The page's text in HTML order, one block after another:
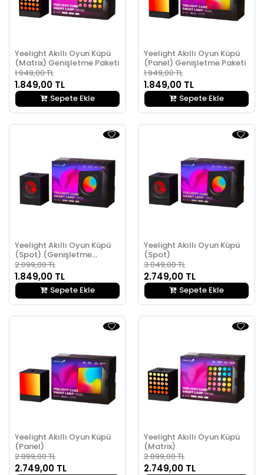
Yeelight Akıllı Oyun Küpü
(Matrix) Genişletme Paketi
1.949,00 TL
1.849,00 TL
Sepete Ekle
Yeelight Akıllı Oyun Küpü
(Panel) Genişletme Paketi
1.949,00 TL
1.849,00 TL
Sepete Ekle
Yeelight Akıllı Oyun Küpü
(Spot) (Genişletme
Paketi)
2.099,00 TL
1.849,00 TL
Sepete Ekle
Yeelight Akıllı Oyun Küpü
(Spot)
3.049,00 TL
2.749,00 TL
Sepete Ekle
Yeelight Akıllı Oyun Küpü
(Panel)
2.899,00 TL
2.749,00 TL
Yeelight Akıllı Oyun Küpü
(Matrix)
2.899,00 TL
2.749,00 TL